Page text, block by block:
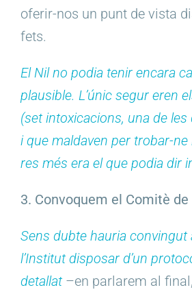
oferir-nos un punt de vista
fets.
El Nil no podia tenir encara
plausible. L’únic segur eren
(set intoxicacions, una de
i que maldaven per trobar-ne
res més era el que podia dir
3. Convoquem el Comitè
Sens dubte hauria convingut
l’Institut disposar d’un
detallat –en parlarem al